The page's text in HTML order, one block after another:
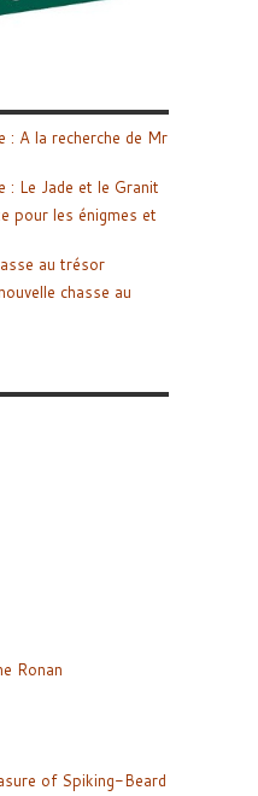
: A la recherche de Mr
: Le Jade et le Granit
pour les énigmes et
au trésor
chasse au
Ronan
of Spiking-Beard